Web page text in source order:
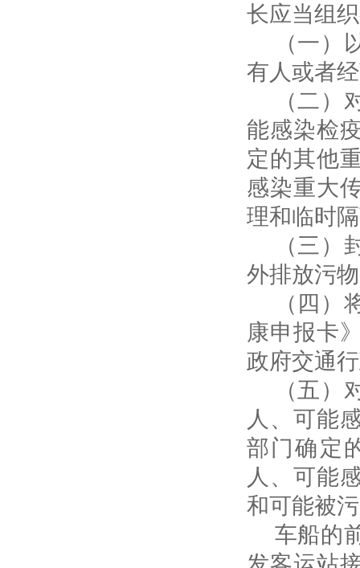
长应当组
（一）
有人或者
（二）
能感染检
定的其他
感染重大
理和临时
（三）
外排放污
（四）
康申报卡
政府交通
（五）
人、可能
部门确定
人、可能
和可能被
车船的
发客运站